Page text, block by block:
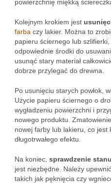
powierzchnię miękką
Kolejnym krokiem jest
farba czy lakier. Można to
papieru ściernego lub
odpowiednie środki do
usunąć stary materiał
dobrze przylegać do drewna.
Po usunięciu starych powłok,
Użycie papieru ściernego o
wygładzeniu powierzchni i
nowego produktu.
nowej farby lub lakieru, co jest
długotrwałego efektu.
Na koniec, sprawdzenie
jest niezbędne. Należy
takich jak pęknięcia czy